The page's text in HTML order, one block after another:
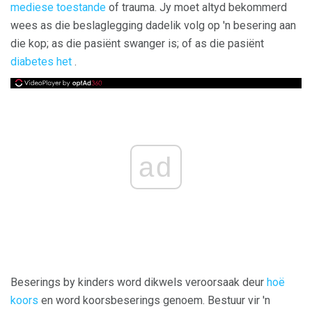
mediese toestande of trauma. Jy moet altyd bekommerd
wees as die beslaglegging dadelik volg op 'n besering aan
die kop; as die pasiënt swanger is; of as die pasiënt
diabetes het .
ad
Beserings by kinders word dikwels veroorsaak deur hoë
koors en word koorsbeserings genoem. Bestuur vir 'n